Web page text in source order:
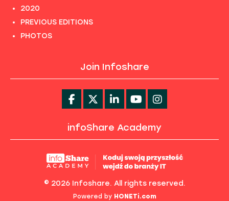
2020
PREVIOUS EDITIONS
PHOTOS
Join Infoshare
infoShare Academy
© 2026 Infoshare. All rights reserved.
Powered by HONETi.com